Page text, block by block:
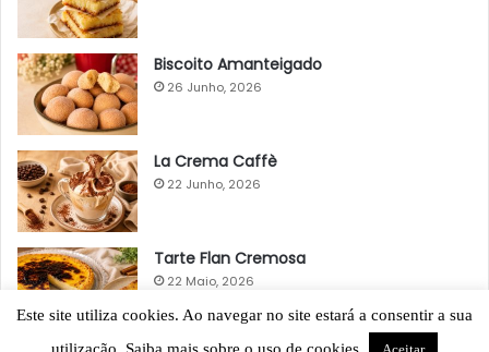
Biscoito Amanteigado
26 Junho, 2026
La Crema Caffè
22 Junho, 2026
Tarte Flan Cremosa
22 Maio, 2026
Este site utiliza cookies. Ao navegar no site estará a consentir a sua